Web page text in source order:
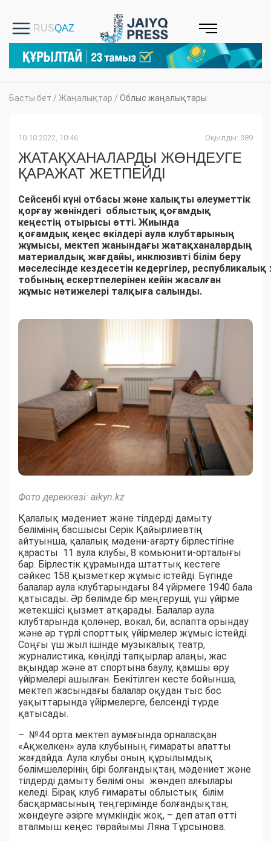
Басты бет / Жаңалықтар / Облыс жаңалықтары
10.10.2022, 10:46 Оқылды: 389
ЖАТАҚХАНАЛАРДЫ ЖӨНДЕУГЕ
ҚАРАЖАТ ЖЕТПЕЙДІ
Сейсенбі күні отбасы және халықты әлеуметтік
қорғау жөніндегі облыстық қоғамдық
кеңестің отырысы өтті. Жиында
қоғамдық кеңес өкілдері аула клубтарының
жұмысы, мектеп жанындағы жатақханалардың
материалдық жағдайы, инклюзивті білім беру
мәселесінде кездесетін кедергілер,
тобының ескертпелерінен кейін жасалған
жұмыс нәтижелері талқыға салынды.
Фото дереккөзі: aikyn.kz
Қалалық мәдениет және тілдерді дамыту
бөлімінің басшысы Серік Қайырлиевтің
айтуынша, қалалық мәдени-ағарту бірлестігіне
қарасты 11 аула клубы, 8 комьюнити-орталығы
бар. Бірлестік құрамында штаттық кестеге
сәйкес 158 қызметкер жұмыс істейді. Бүгінде
балалар аула клубтарындағы 84 үйірмеге 1940 бала
қатысады. Әр бөлімде бір меңгеруші, үш үйірме
жетекшісі қызмет атқарады. Балалар аула
клубтарында қолөнер, вокал, би, аспапта орындау
және әр түрлі спорттық үйірмелер жұмыс істейді.
Соңғы үш жыл ішінде музыкалық театр,
журналистика, көңілді тапқырлар алаңы, жас
ақындар және ат спортына баулу, қамшы өру
үйірмелері ашылған. Бекітілген кесте бойынша,
мектеп жасындағы балалар оқудан тыс бос
уақыттарында үйірмелерге, белсенді түрде
қатысады.
– №44 орта мектеп аумағында орналасқан
«Ақжелкен» аула клубының ғимара­ты апатты
жағдайда. Аула клубы оның құрылымдық
бөлімшелерінің бірі болғандықтан, мәдениет және
тілдерді дамыту бөлімі оны жөндеп алғылары
келеді. Бірақ клуб ғимараты облыстық білім
басқармасының теңгерімінде болғандықтан,
жөндеуге әзірге мүмкіндік жоқ, – деп атап өтті
аталмыш кеңес төрайымы Ляна Тұрсынова.